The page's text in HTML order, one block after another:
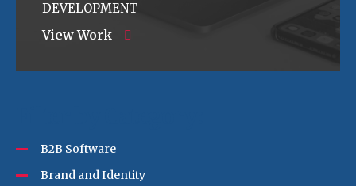
View Work
DEVELOPMENT
B2B Software
Brand and Identity